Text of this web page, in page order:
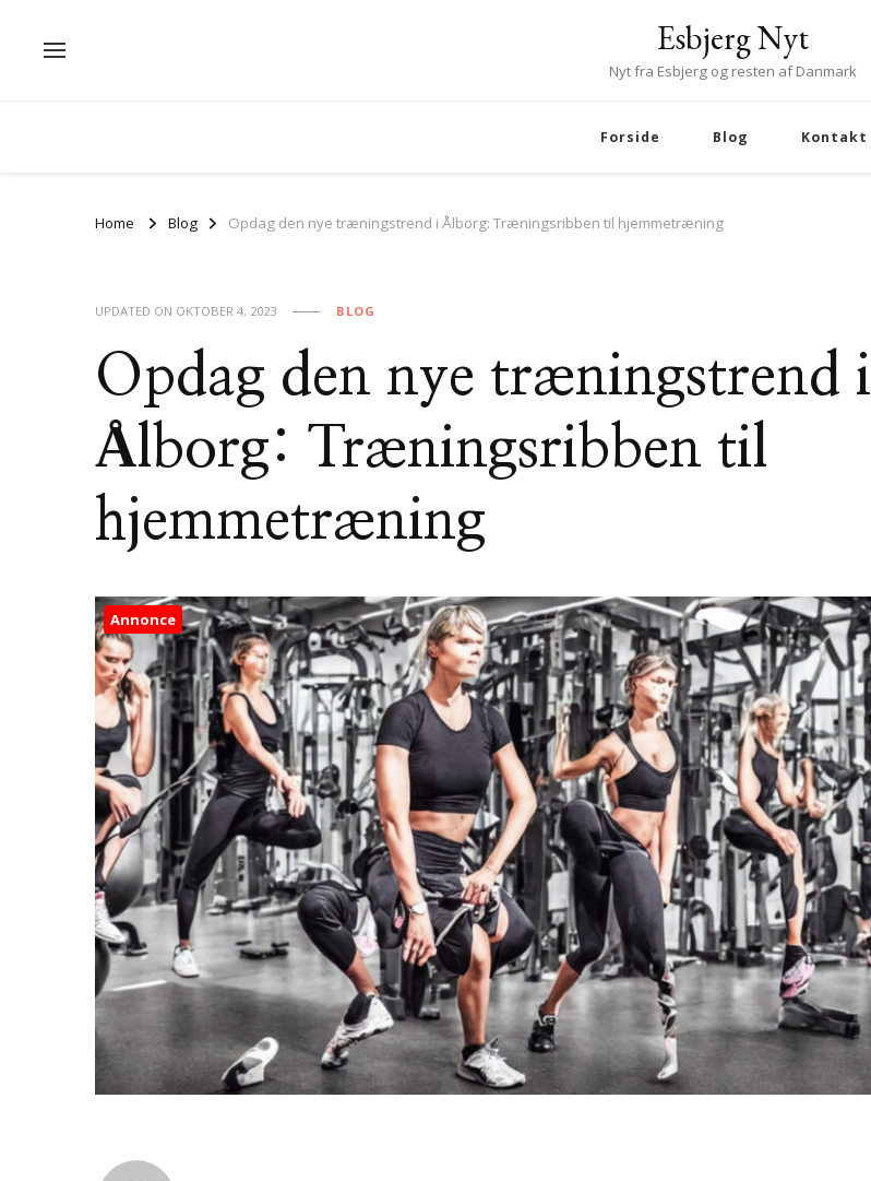
Esbjerg Nyt
Nyt fra Esbjerg og resten af Danmark
Forside Blog Kontakt
Home Blog Opdag den nye træningstrend i Ålborg: Træningsribben til hjemmetræning
UPDATED ON OKTOBER 4, 2023 BLOG
Opdag den nye træningstrend i
Ålborg: Træningsribben til
hjemmetræning
Annonce